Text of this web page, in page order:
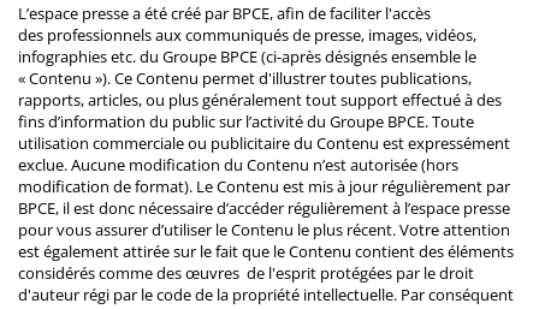
L’espace presse a été créé par BPCE, afin de faciliter l'accès
des professionnels aux communiqués de presse, images, vidéos,
infographies etc. du Groupe BPCE (ci-après désignés ensemble le
« Contenu »). Ce Contenu permet d'illustrer toutes publications,
rapports, articles, ou plus généralement tout support effectué à des
fins d’information du public sur l’activité du Groupe BPCE. Toute
utilisation commerciale ou publicitaire du Contenu est expressément
exclue. Aucune modification du Contenu n’est autorisée (hors
modification de format). Le Contenu est mis à jour régulièrement par
BPCE, il est donc nécessaire d’accéder régulièrement à l’espace presse
pour vous assurer d’utiliser le Contenu le plus récent. Votre attention
est également attirée sur le fait que le Contenu contient des éléments
considérés comme des œuvres de l'esprit protégées par le droit
d'auteur régi par le code de la propriété intellectuelle. Par conséquent